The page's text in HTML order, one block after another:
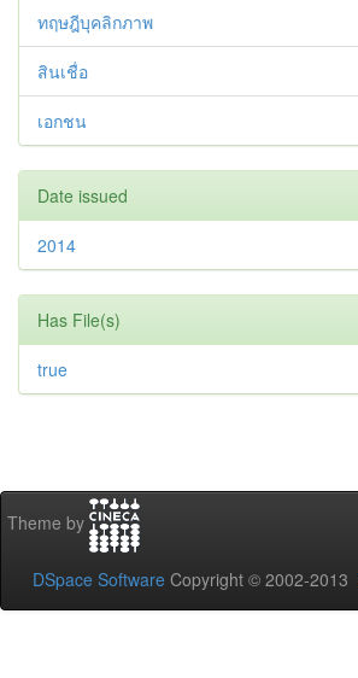
ทฤษฎีบุคลิกภาพ
สินเชื่อ
เอกชน
Date issued
2014
Has File(s)
true
Theme by
DSpace Software Copyright © 2002-2013